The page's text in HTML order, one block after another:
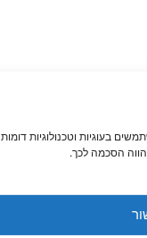
בעוגיות וטכנולוגיות דומות
הסכמה לכך.
עבורכם ביותר.